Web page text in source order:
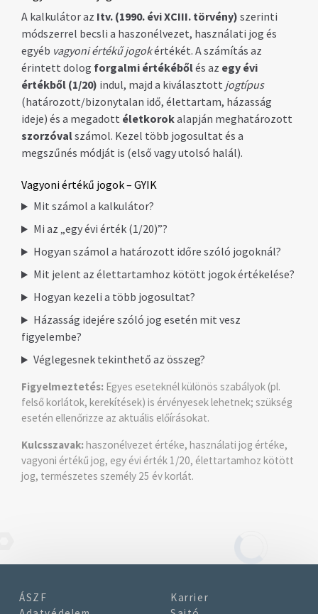
A kalkulátor az Itv. (1990. évi XCIII. törvény) szerinti
módszerrel becsli a haszonélvezet, használati jog és
egyéb vagyoni értékű jogokértékét. A számítás az
érintett dolog forgalmi értékébőlés az egy évi
értékből (1/20) indul, majd a kiválasztott jogtípus
(határozott/bizonytalan idő, élettartam, házasság
ideje) és a megadott életkorokalapján meghatározott
szorzóvalszámol. Kezel több jogosultat és a
megszűnés módját is (első vagy utolsó halál).
Vagyoni értékű jogok – GYIK
Mit számol a kalkulátor?
Mi az „egy évi érték (1/20)”?
Hogyan számol a határozott időre szóló jogoknál?
Mit jelent az élettartamhoz kötött jogok értékelése?
Hogyan kezeli a több jogosultat?
Házasság idejére szóló jog esetén mit vesz
figyelembe?
Véglegesnek tekinthető az összeg?
Figyelmeztetés: Egyes eseteknél különös szabályok (pl.
felső korlátok, kerekítések) is érvényesek lehetnek; szükség
esetén ellenőrizze az aktuális előírásokat.
Kulcsszavak:haszonélvezet értéke, használati jog értéke,
vagyoni értékű jog, egy évi érték 1/20, élettartamhoz kötött
jog, természetes személy 25 év korlát.
ÁSZF
Karrier